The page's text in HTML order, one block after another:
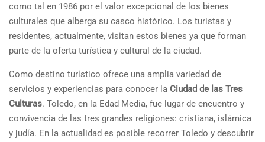
como tal en 1986 por el valor excepcional de los bienes
culturales que alberga su casco histórico. Los turistas y
residentes, actualmente, visitan estos bienes ya que forman
parte de la oferta turística y cultural de la ciudad.
Como destino turístico ofrece una amplia variedad de
servicios y experiencias para conocer la Ciudad de las Tres
Culturas. Toledo, en la Edad Media, fue lugar de encuentro y
convivencia de las tres grandes religiones: cristiana, islámica
y judía. En la actualidad es posible recorrer Toledo y descubrir